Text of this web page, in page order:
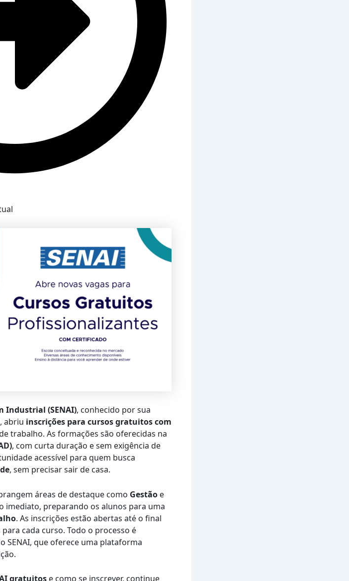
Industrial (SENAI), conhecido por sua
, abriu inscrições para cursos gratuitos com
trabalho. As formações são oferecidas na
, com curta duração e sem exigência de
acessível para quem busca
, sem precisar sair de casa.
áreas de destaque como Gestão e
imediato, preparando os alunos para uma
. As inscrições estão abertas até o final
cada curso. Todo o processo é
SENAI, que oferece uma plataforma
gratuitos e como se inscrever, continue